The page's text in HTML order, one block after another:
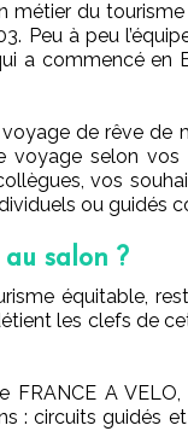
métier du
Peu à peu
a commencé en
de rêve de
voyage selon
vos
ou guidés
salon ?
équitable,
les clefs de
FRANCE A
: circuits guidés